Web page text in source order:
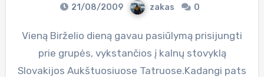
21/08/2009 zakas 0
Vieną Birželio dieną gavau pasiūlymą prisijungti
prie grupės, vykstančios į kalnų stovyklą
Slovakijos Aukštuosiuose Tatruose.Kadangi pats